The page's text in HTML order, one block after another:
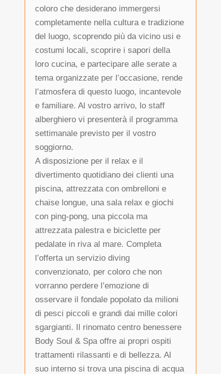
coloro che desiderano immergersi
completamente nella cultura e tradizione
del luogo, scoprendo più da vicino usi e
costumi locali, scoprire i sapori della
loro cucina, e partecipare alle serate a
tema organizzate per l’occasione, rende
l’atmosfera di questo luogo, incantevole
e familiare. Al vostro arrivo, lo staff
alberghiero vi presenterà il programma
settimanale previsto per il vostro
soggiorno.
A disposizione per il relax e il
divertimento quotidiano dei clienti una
piscina, attrezzata con ombrelloni e
chaise longue, una sala relax e giochi
con ping-pong, una piccola ma
attrezzata palestra e biciclette per
pedalate in riva al mare. Completa
l’offerta un servizio diving
convenzionato, per coloro che non
vorranno perdere l’emozione di
osservare il fondale popolato da milioni
di pesci piccoli e grandi dai mille colori
sgargianti. Il rinomato centro benessere
Body Soul & Spa offre ai propri ospiti
trattamenti rilassanti e di bellezza. Al
suo interno si trova una piscina di acqua